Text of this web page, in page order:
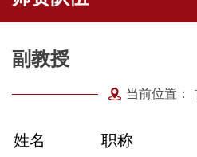
副教授
当前位置：
姓名 职称